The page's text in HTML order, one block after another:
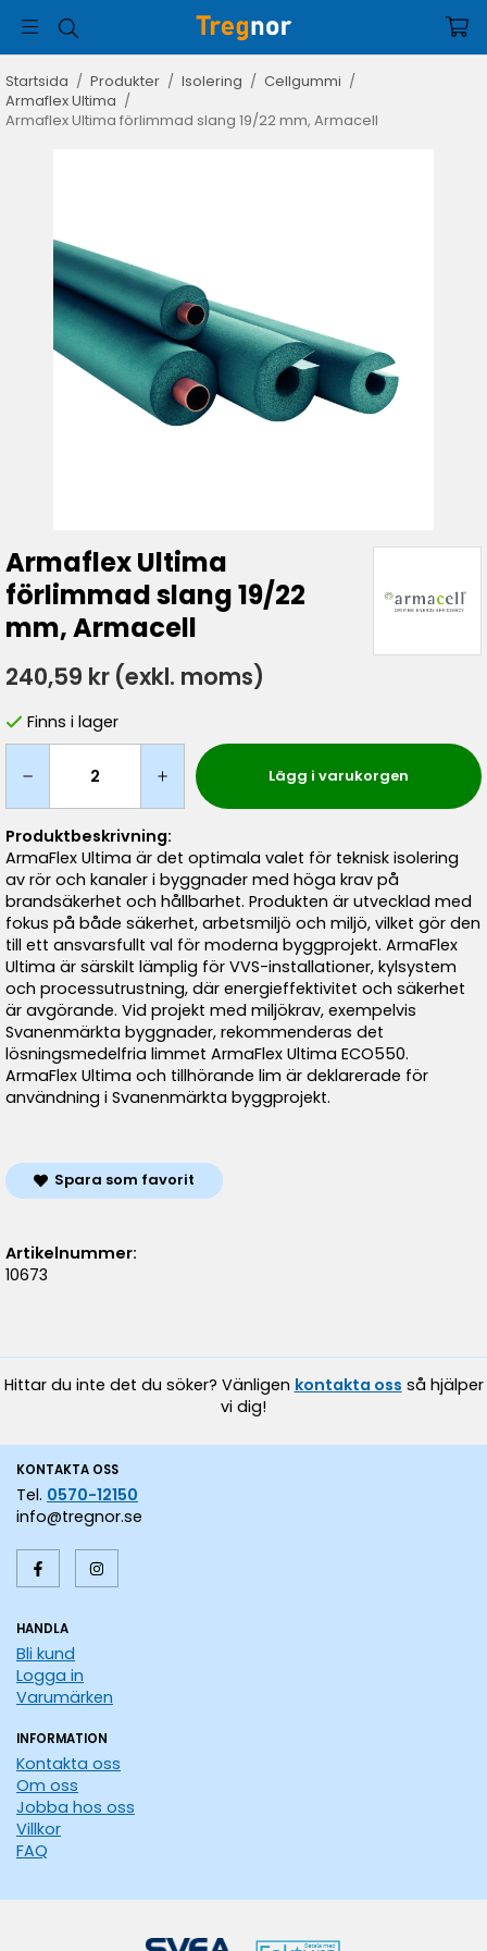
Startsida / Produkter / Isolering / Cellgummi /
Armaflex Ultima /
Armaflex Ultima förlimmad slang 19/22 mm, Armacell
Armaflex Ultima
förlimmad slang 19/22
mm, Armacell
240,59 kr (exkl. moms)
Finns i lager
Lägg i varukorgen
Produktbeskrivning:
ArmaFlex Ultima är det optimala valet för teknisk isolering
av rör och kanaler i byggnader med höga krav på
brandsäkerhet och hållbarhet. Produkten är utvecklad med
fokus på både säkerhet, arbetsmiljö och miljö, vilket gör den
till ett ansvarsfullt val för moderna byggprojekt. ArmaFlex
Ultima är särskilt lämplig för VVS-installationer, kylsystem
och processutrustning, där energieffektivitet och säkerhet
är avgörande. Vid projekt med miljökrav, exempelvis
Svanenmärkta byggnader, rekommenderas det
lösningsmedelfria limmet ArmaFlex Ultima ECO550.
ArmaFlex Ultima och tillhörande lim är deklarerade för
användning i Svanenmärkta byggprojekt.
Spara som favorit
Artikelnummer:
10673
Hittar du inte det du söker? Vänligen kontakta oss så hjälper
vi dig!
KONTAKTA OSS
Tel. 0570-12150
info@tregnor.se
HANDLA
Bli kund
Logga in
Varumärken
INFORMATION
Kontakta oss
Om oss
Jobba hos oss
Villkor
FAQ